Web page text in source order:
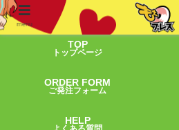
TOP
トップページ
ORDER FORM
ご発注フォーム
HELP
menu